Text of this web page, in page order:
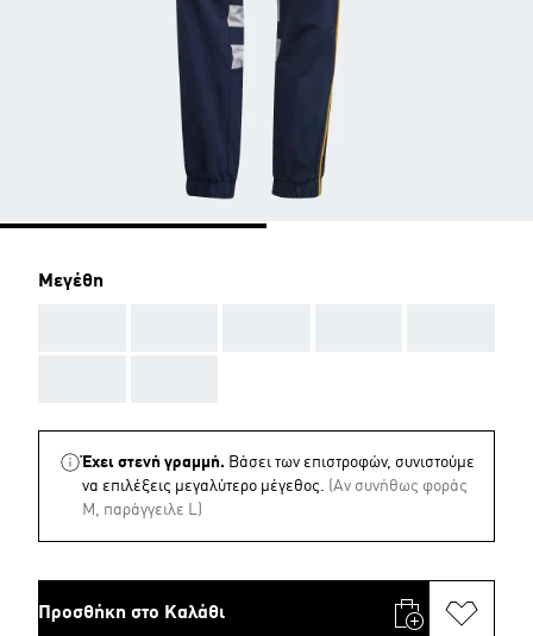
Μεγέθη
Έχει στενή γραμμή. Βάσει των επιστροφών, συνιστούμε
να επιλέξεις μεγαλύτερο μέγεθος. (Aν συνήθως φοράς
M, παράγγειλε L)
Προσθήκη στο Καλάθι